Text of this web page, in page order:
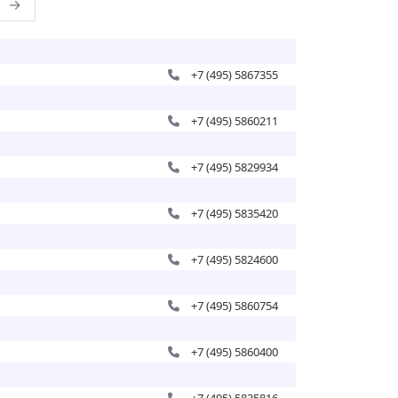
→
+7 (495) 5867355
+7 (495) 5860211
+7 (495) 5829934
+7 (495) 5835420
+7 (495) 5824600
+7 (495) 5860754
+7 (495) 5860400